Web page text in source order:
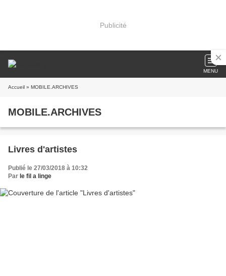
Publicité
MENU
Accueil » MOBILE.ARCHIVES
MOBILE.ARCHIVES
Livres d'artistes
Publié le 27/03/2018 à 10:32
Par le fil a linge